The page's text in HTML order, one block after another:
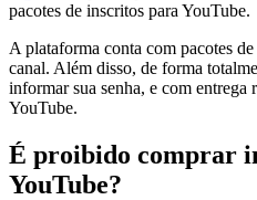
pacotes de inscritos para YouTube.
A plataforma conta com pacotes
canal. Além disso, de forma
informar sua senha, e com entrega
YouTube.
É proibido comprar
YouTube?